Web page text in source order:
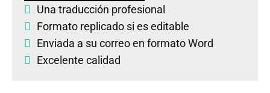
Una traducción profesional
Formato replicado si es editable
Enviada a su correo en formato Word
Excelente calidad